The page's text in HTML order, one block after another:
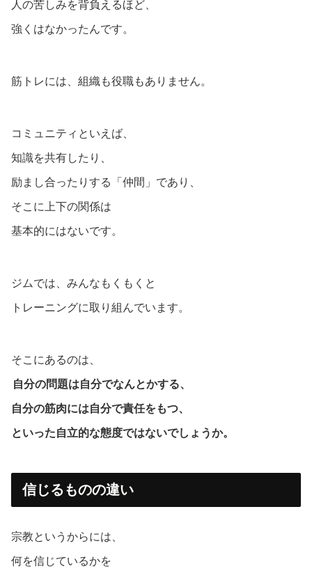
人の苦しみを背負えるほど、
強くはなかったんです。
筋トレには、組織も役職もありません。
コミュニティといえば、
知識を共有したり、
励まし合ったりする「仲間」であり、
そこに上下の関係は
基本的にはないです。
ジムでは、みんなもくもくと
トレーニングに取り組んでいます。
そこにあるのは、
自分の問題は自分でなんとかする、
自分の筋肉には自分で責任をもつ、
といった自立的な態度ではないでしょうか。
信じるものの違い
宗教というからには、
何を信じているかを